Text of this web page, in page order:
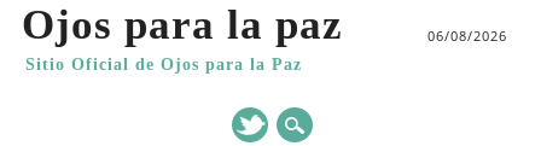
Ojos para la paz
Sitio Oficial de Ojos para la Paz
06/08/2026